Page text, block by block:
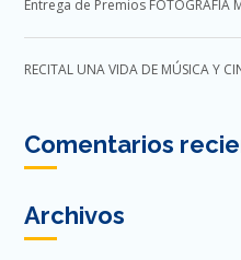
Entrega de Premios FOTOGRAFÍA
RECITAL UNA VIDA DE MÚSICA Y
Comentarios
Archivos